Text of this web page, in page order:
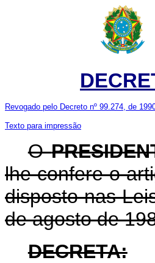
Revogado pelo Decreto nº 99.274, de
Texto para impressão
O
lhe confere o
disposto nas
de agosto de
DECRETA: